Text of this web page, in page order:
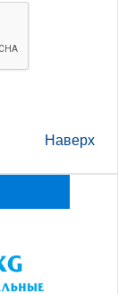
Наверх